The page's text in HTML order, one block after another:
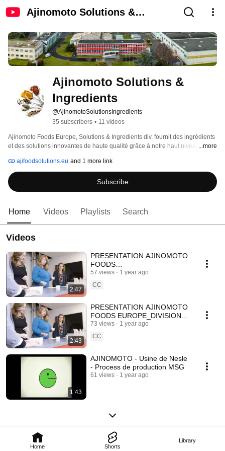
Ajinomoto Solutions &
Home Shorts
Library
Ajinomoto Solutions &
Ingredients
@AjinomotoSolutionsIngredients
35 subscribers • 11 videos
Ajinomoto Foods Europe, Solutions & Ingredients div. fournit des ingrédients
et des solutions innovantes de haute qualité grâce à notre haut niveau
formulant de nouvelles applications afin de développer des produits sains et
savoureux.
...more
ajifoodsolutions.eu and 1 more link
Subscribe
Home Videos Playlists Search
Videos
2:47
PRESENTATION AJINOMOTO
FOODS
EUROPE_SOLUTIONS &
INGREDIENTS DIVISION_short
57 views
1 year ago
CC
2:43
PRESENTATION AJINOMOTO
FOODS EUROPE_DIVISION
SOLUTIONS &
INGREDIENTS_version
73 views
1 year ago
CC
1:43
AJINOMOTO - Usine de Nesle
- Process de production MSG
61 views 1 year ago